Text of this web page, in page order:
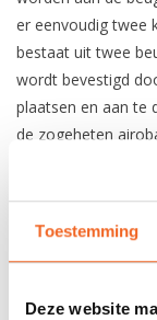
Toestemming
Deze website
er eenvoudig twee
bestaat uit twee
wordt bevestigd
plaatsen en aan te
de zogeheten
REVIEWS
Nog niet